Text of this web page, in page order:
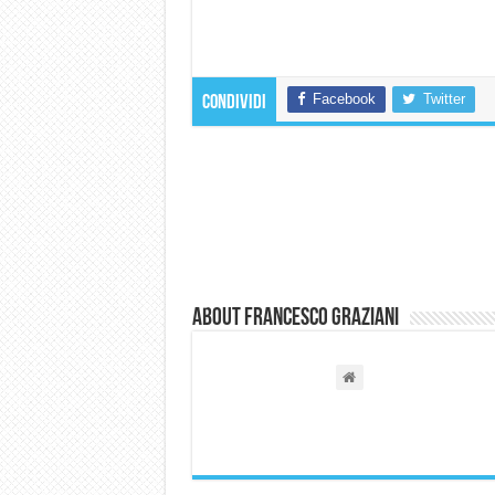
Condividi Facebook Twitter
About Francesco Graziani